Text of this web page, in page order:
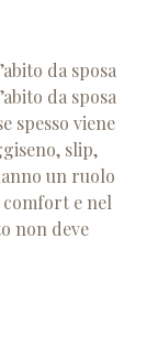
da sposa
da sposa
spesso viene
slip,
un ruolo
comfort e nel
non deve